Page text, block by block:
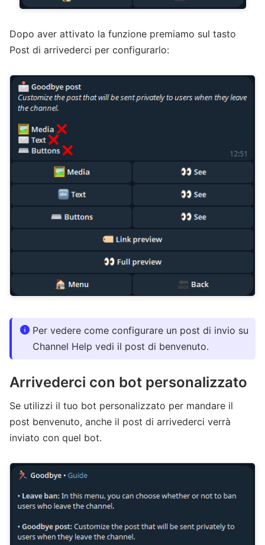
Dopo aver attivato la funzione premiamo sul tasto
Post di arrivederci per configurarlo:
Per vedere come configurare un post di invio su
Channel Help vedi il post di benvenuto.
Arrivederci con bot personalizzato
Se utilizzi il tuo bot personalizzato per mandare il
post benvenuto, anche il post di arrivederci verrà
inviato con quel bot.